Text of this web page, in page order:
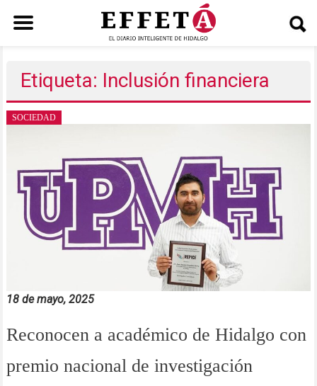
contenidoEtiqueta: Inclusión financiera
SOCIEDAD
18 de mayo, 2025
Reconocen a académico de Hidalgo con
premio nacional de investigación